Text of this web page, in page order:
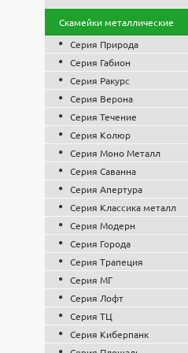
Скамейки металлические
Серия Природа
Серия Габион
Серия Ракурс
Серия Верона
Серия Течение
Серия Колюр
Серия Моно Металл
Серия Саванна
Серия Апертура
Серия Классика металл
Серия Модерн
Серия Города
Серия Трапеция
Серия МГ
Серия Лофт
Серия ТЦ
Серия Киберпанк